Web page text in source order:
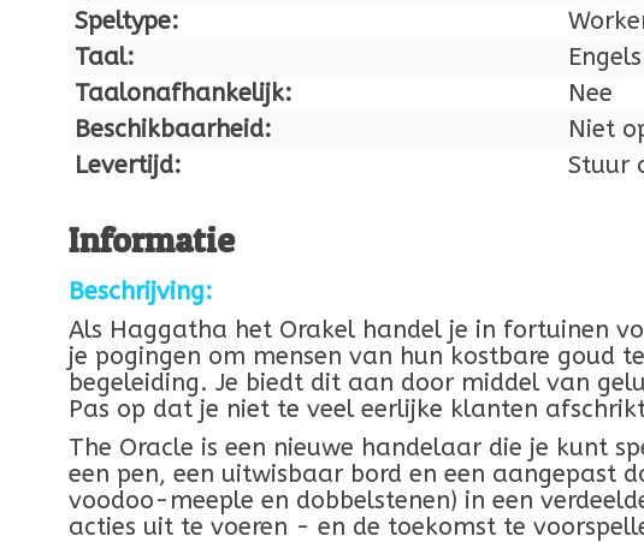
Speltype:
Taal:
Engels
Taalonafhankelijk:
Nee
Beschikbaarheid:
Niet
Levertijd:
Stuur
Informatie
Beschrijving:
Als Haggatha het Orakel handel je in fortuinen
je pogingen om mensen van hun kostbare goud
begeleiding. Je biedt dit aan door middel van
Pas op dat je niet te veel eerlijke klanten
The Oracle is een nieuwe handelaar die je kunt
een pen, een uitwisbaar bord en een aangepast
voodoo-meeple en dobbelstenen) in een
acties uit te voeren - en de toekomst te